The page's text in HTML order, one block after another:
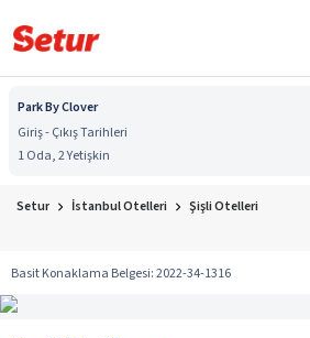
Park By Clover
Giriş - Çıkış Tarihleri
1 Oda, 2 Yetişkin
Setur İstanbul Otelleri Şişli Otelleri
Basit Konaklama Belgesi:2022-34-1316